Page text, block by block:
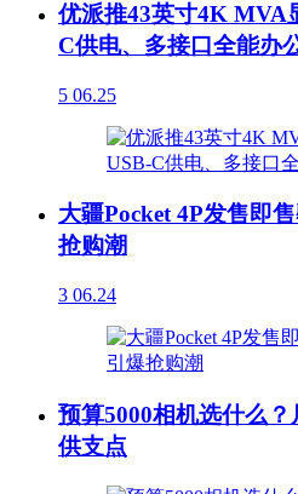
优派推43英寸4K MVA
C供电、多接口全能办
5 06.25
大疆Pocket 4P发售即
抢购潮
3 06.24
预算5000相机选什么
供支点